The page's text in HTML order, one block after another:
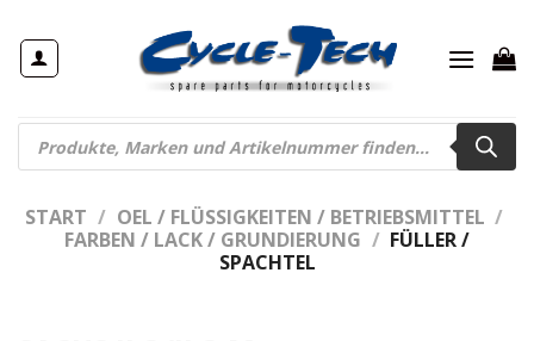
Inhalt
springen
Products
search
START / OEL / FLÜSSIGKEITEN / BETRIEBSMITTEL /
FARBEN / LACK / GRUNDIERUNG / FÜLLER /
SPACHTEL